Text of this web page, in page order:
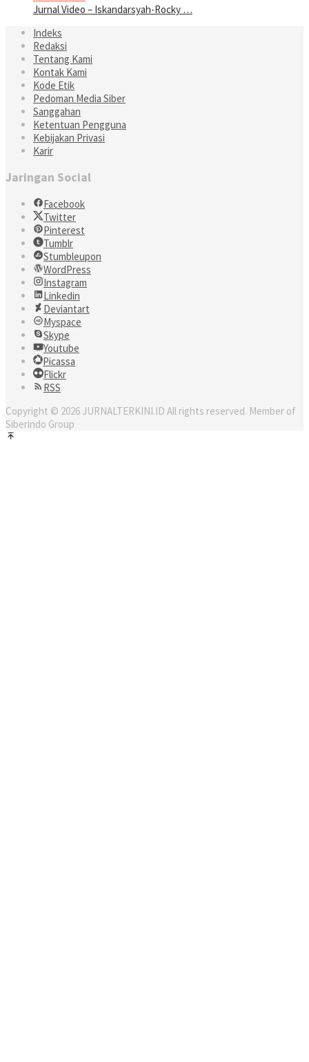
Jurnal Video – Iskandarsyah-Rocky …
Indeks
Redaksi
Tentang Kami
Kontak Kami
Kode Etik
Pedoman Media Siber
Sanggahan
Ketentuan Pengguna
Kebijakan Privasi
Karir
Jaringan Social
Facebook
Twitter
Pinterest
Tumblr
Stumbleupon
WordPress
Instagram
Linkedin
Deviantart
Myspace
Skype
Youtube
Picassa
Flickr
RSS
Copyright © 2026 JURNALTERKINI.ID All rights reserved. Member of
Siberindo Group